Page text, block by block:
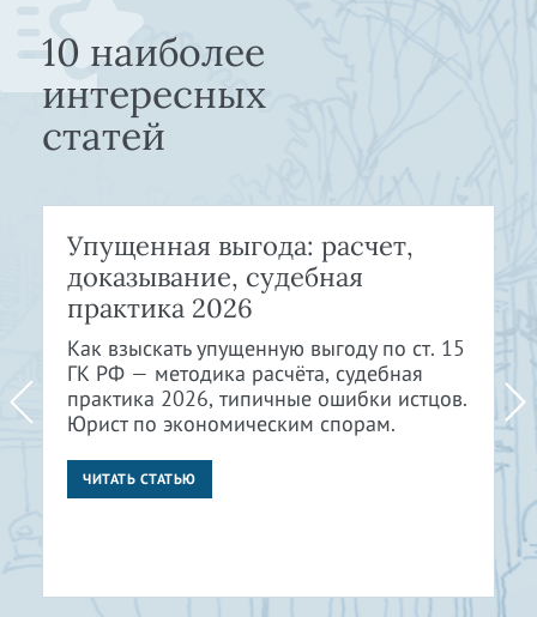
10 наиболее
интересных
статей
Упущенная выгода: расчет,
доказывание, судебная
практика 2026
Как взыскать упущенную выгоду по ст. 15
ГК РФ — методика расчёта, судебная
практика 2026, типичные ошибки истцов.
Юрист по экономическим спорам.
ЧИТАТЬ СТАТЬЮ